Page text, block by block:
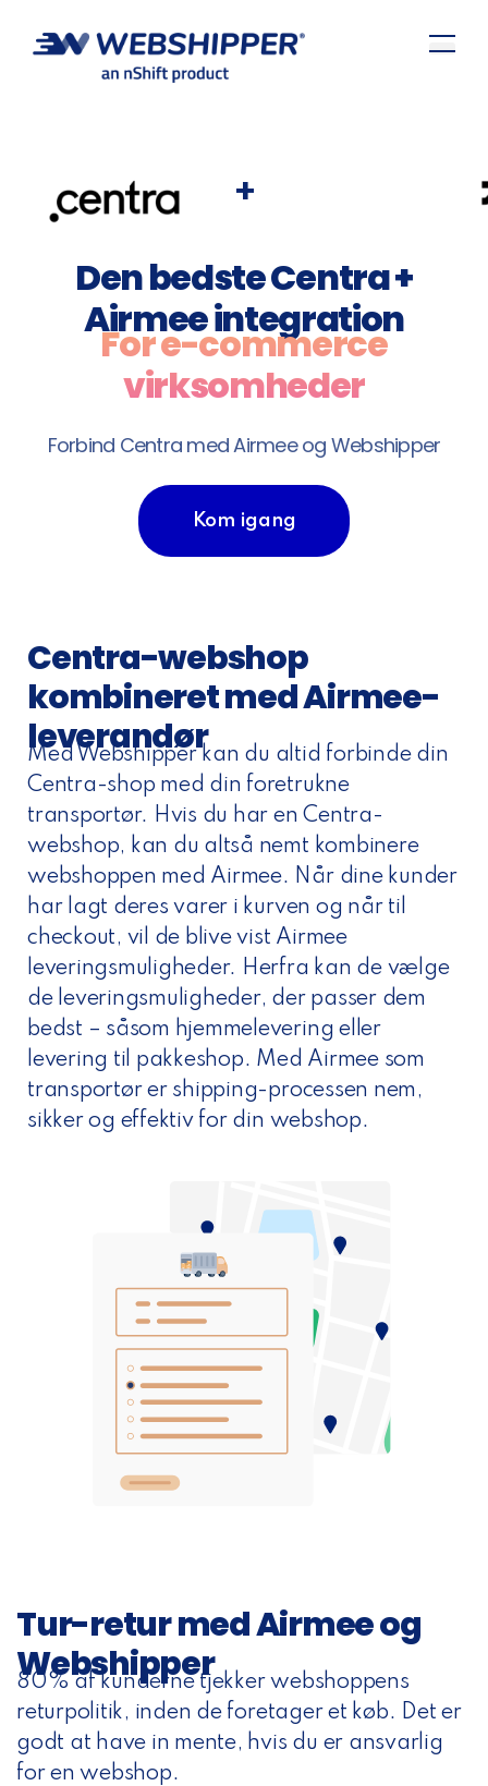
+
Den bedste Centra +
Airmee integration
For e-commerce
virksomheder
Forbind Centra med Airmee og Webshipper
Kom igang
Centra-webshop
kombineret med Airmee-
leverandør
Med Webshipper kan du altid forbinde din
Centra-shop med din foretrukne
transportør. Hvis du har en Centra-
webshop, kan du altså nemt kombinere
webshoppen med Airmee. Når dine kunder
har lagt deres varer i kurven og når til
checkout, vil de blive vist Airmee
leveringsmuligheder. Herfra kan de vælge
de leveringsmuligheder, der passer dem
bedst – såsom hjemmelevering eller
levering til pakkeshop. Med Airmee som
transportør er shipping-processen nem,
sikker og effektiv for din webshop.
Tur-retur med Airmee og
Webshipper
80% af kunderne tjekker webshoppens
returpolitik, inden de foretager et køb. Det er
godt at have in mente, hvis du er ansvarlig
for en webshop.